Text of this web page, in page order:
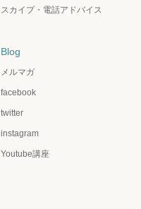
スカイプ・電話アドバイス
Blog
メルマガ
facebook
twitter
instagram
Youtube講座